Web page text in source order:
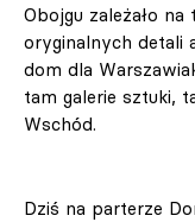
Obojgu zależało
oryginalnych detali
dom dla
tam galerie sztuki,
Wschód.
Dziś na parterze